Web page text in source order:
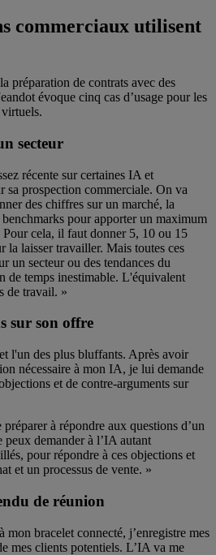
commerciaux utilisent
préparation de contrats avec des
évoque cinq cas d’usage pour les
virtuels.
secteur
récente sur certaines IA et
sa prospection commerciale. On va
des chiffres sur un marché, la
pour apporter un maximum
Pour cela, il faut donner 5, 10 ou 15
la laisser travailler. Mais toutes ces
un secteur ou des tendances du
de temps inestimable. L'équivalent
de travail. »
sur son offre
l'un des plus bluffants. Après avoir
nécessaire à mon IA, je lui demande
et de contre-arguments sur
à répondre aux questions d’un
peux demander à l’IA autant
pour répondre à ces objections et
et un processus de vente. »
de réunion
mon bracelet connecté, j’enregistre mes
mes clients potentiels. L’IA va me